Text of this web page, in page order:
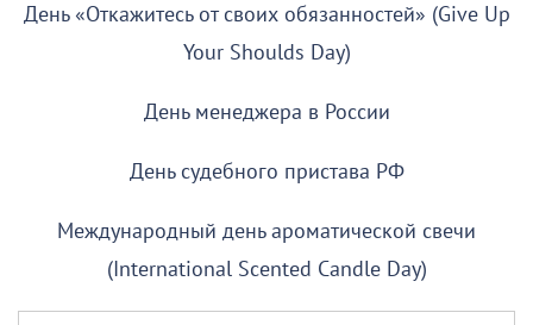
День «Откажитесь от своих обязанностей» (Give Up
Your Shoulds Day)
День менеджера в России
День судебного пристава РФ
Международный день ароматической свечи
(International Scented Candle Day)